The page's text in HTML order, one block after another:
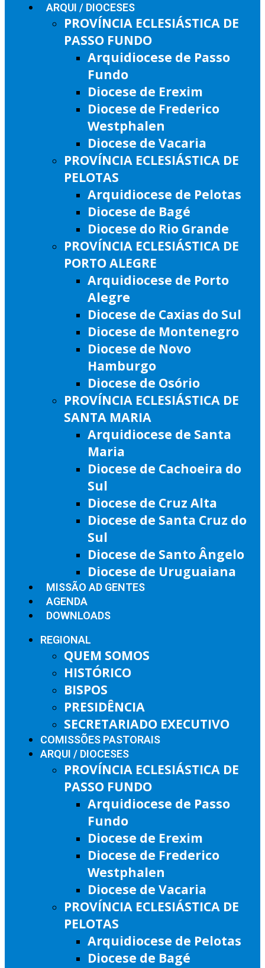
ARQUI / DIOCESES
PROVÍNCIA ECLESIÁSTICA DE
PASSO FUNDO
Arquidiocese de Passo
Fundo
Diocese de Erexim
Diocese de Frederico
Westphalen
Diocese de Vacaria
PROVÍNCIA ECLESIÁSTICA DE
PELOTAS
Arquidiocese de Pelotas
Diocese de Bagé
Diocese do Rio Grande
PROVÍNCIA ECLESIÁSTICA DE
PORTO ALEGRE
Arquidiocese de Porto
Alegre
Diocese de Caxias do Sul
Diocese de Montenegro
Diocese de Novo
Hamburgo
Diocese de Osório
PROVÍNCIA ECLESIÁSTICA DE
SANTA MARIA
Arquidiocese de Santa
Maria
Diocese de Cachoeira do
Sul
Diocese de Cruz Alta
Diocese de Santa Cruz do
Sul
Diocese de Santo Ângelo
Diocese de Uruguaiana
MISSÃO AD GENTES
AGENDA
DOWNLOADS
REGIONAL
QUEM SOMOS
HISTÓRICO
BISPOS
PRESIDÊNCIA
SECRETARIADO EXECUTIVO
COMISSÕES PASTORAIS
ARQUI / DIOCESES
PROVÍNCIA ECLESIÁSTICA DE
PASSO FUNDO
Arquidiocese de Passo
Fundo
Diocese de Erexim
Diocese de Frederico
Westphalen
Diocese de Vacaria
PROVÍNCIA ECLESIÁSTICA DE
PELOTAS
Arquidiocese de Pelotas
Diocese de Bagé